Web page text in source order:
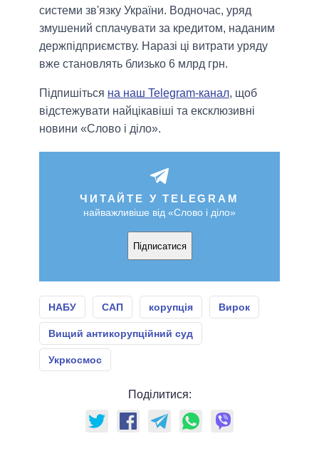
системи зв'язку України. Водночас, уряд
змушений сплачувати за кредитом, наданим
держпідприємству. Наразі ці витрати уряду
вже становлять близько 6 млрд грн.
Підпишіться на наш Telegram-канал, щоб
відстежувати найцікавіші та ексклюзивні
новини «Слово і діло».
ЧИТАЙТЕ У TELEGRAM
найважливіше від «Слово і діло»
Підписатися
НАБУ САП корупція Вирок
Вищий антикорупційний суд
Укркосмос
Поділитися: